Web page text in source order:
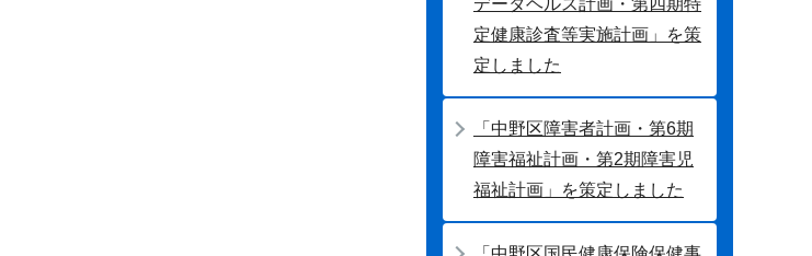
定健康診査等実施計画」を策
定しました
「中野区障害者計画・第6期
障害福祉計画・第2期障害児
福祉計画」を策定しました